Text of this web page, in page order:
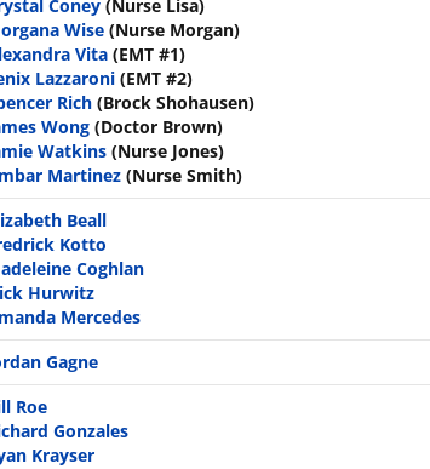
Coney (Nurse Lisa)
Wise (Nurse Morgan)
Vita (EMT #1)
Lazzaroni (EMT #2)
Rich (Brock Shohausen)
Wong (Doctor Brown)
Watkins (Nurse Jones)
Martinez (Nurse Smith)
Beall
Kotto
Coghlan
Hurwitz
Mercedes
Gagne
Roe
Gonzales
Krayser